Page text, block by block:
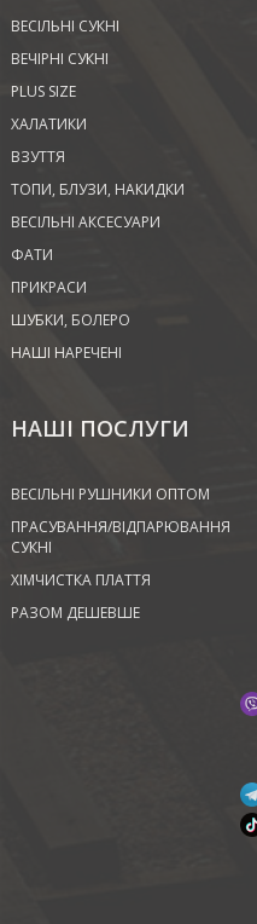
ВЕСІЛЬНІ СУКНІ
ВЕЧІРНІ СУКНІ
PLUS SIZE
ХАЛАТИКИ
ВЗУТТЯ
ТОПИ, БЛУЗИ, НАКИДКИ
ВЕСІЛЬНІ АКСЕСУАРИ
ФАТИ
ПРИКРАСИ
ШУБКИ, БОЛЕРО
НАШІ НАРЕЧЕНІ
НАШІ ПОСЛУГИ
ВЕСІЛЬНІ РУШНИКИ ОПТОМ
ПРАСУВАННЯ/ВІДПАРЮВАННЯ
СУКНІ
ХІМЧИСТКА ПЛАТТЯ
РАЗОМ ДЕШЕВШЕ